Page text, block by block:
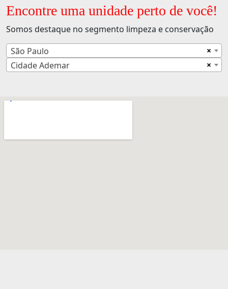
Encontre uma unidade perto de você!
Somos destaque no segmento limpeza e conservação
×
São Paulo
×
Cidade Ademar